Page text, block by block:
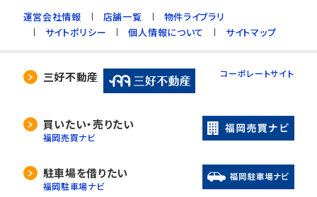
運営会社情報 店舗一覧
物件ライブラリ
サイトポリシー
個人情報について サイトマップ
三好不動産 コーポレートサイト
買いたい・売りたい
福岡売買ナビ
駐車場を借りたい
福岡駐車場ナビ